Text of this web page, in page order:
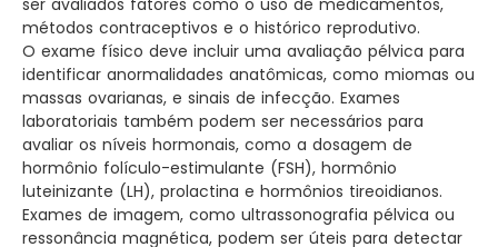
ser avaliados fatores como o uso de medicamentos,
métodos contraceptivos e o histórico reprodutivo.
O exame físico deve incluir uma avaliação pélvica para
identificar anormalidades anatômicas, como miomas ou
massas ovarianas, e sinais de infecção. Exames
laboratoriais também podem ser necessários para
avaliar os níveis hormonais, como a dosagem de
hormônio folículo-estimulante (FSH), hormônio
luteinizante (LH), prolactina e hormônios tireoidianos.
Exames de imagem, como ultrassonografia pélvica ou
ressonância magnética, podem ser úteis para detectar